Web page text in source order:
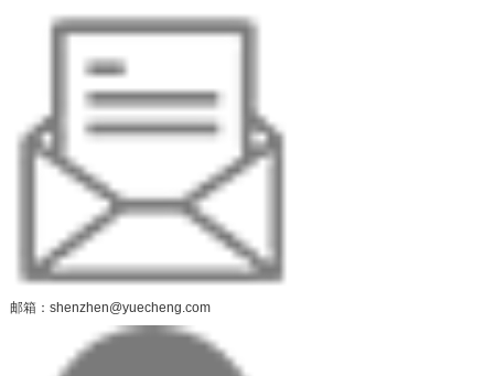
邮箱：shenzhen@yuecheng.com